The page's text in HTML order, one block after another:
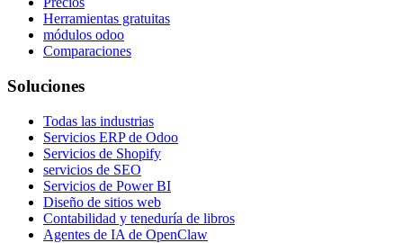
Herramientas gratuitas
módulos odoo
Comparaciones
Soluciones
Todas las industrias
Servicios ERP de Odoo
Servicios de Shopify
servicios de SEO
Servicios de Power BI
Diseño de sitios web
Contabilidad y teneduría de libros
Agentes de IA de OpenClaw